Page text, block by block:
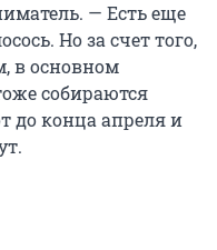
— Есть еще
Но за счет того,
в основном
собираются
до конца апреля и